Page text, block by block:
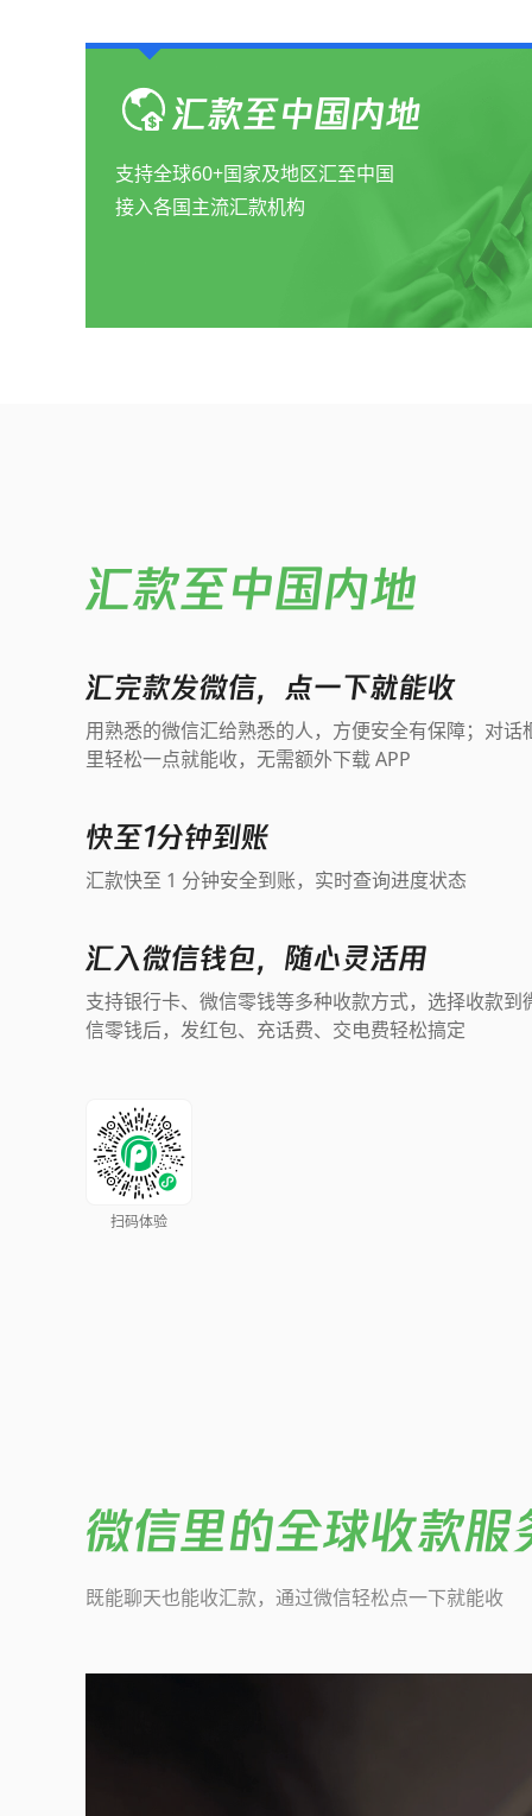
汇款至中国内地
支持全球60+国家及地区汇至中国
接入各国主流汇款机构
汇款至中国内地
汇完款发微信，点一下就能收
用熟悉的微信汇给熟悉的人，方便安全有保障；对话
里轻松一点就能收，无需额外下载 APP
快至1分钟到账
汇款快至 1 分钟安全到账，实时查询进度状态
汇入微信钱包，随心灵活用
支持银行卡、微信零钱等多种收款方式，选择收款到
信零钱后，发红包、充话费、交电费轻松搞定
扫码体验
微信里的全球收款服
既能聊天也能收汇款，通过微信轻松点一下就能收